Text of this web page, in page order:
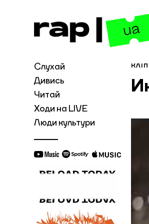
Слухай
Дивись
Читай
Ходи на LIVE
Люди культури